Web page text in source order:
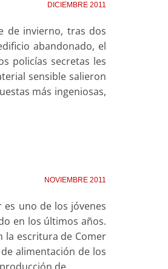
DICIEMBRE 2011
de invierno, tras dos
abandonado, el
policías secretas les
sensible salieron
más ingeniosas,
NOVIEMBRE 2011
es uno de los jóvenes
en los últimos años.
la escritura de Comer
alimentación de los
de